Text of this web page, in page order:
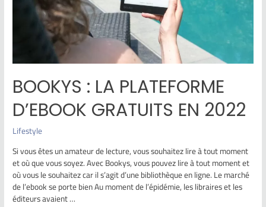
BOOKYS : LA PLATEFORME
D’EBOOK GRATUITS EN 2022
Lifestyle
Si vous êtes un amateur de lecture, vous souhaitez lire à tout moment
et où que vous soyez. Avec Bookys, vous pouvez lire à tout moment et
où vous le souhaitez car il s’agit d’une bibliothèque en ligne. Le marché
de l’ebook se porte bien Au moment de l’épidémie, les libraires et les
éditeurs avaient …